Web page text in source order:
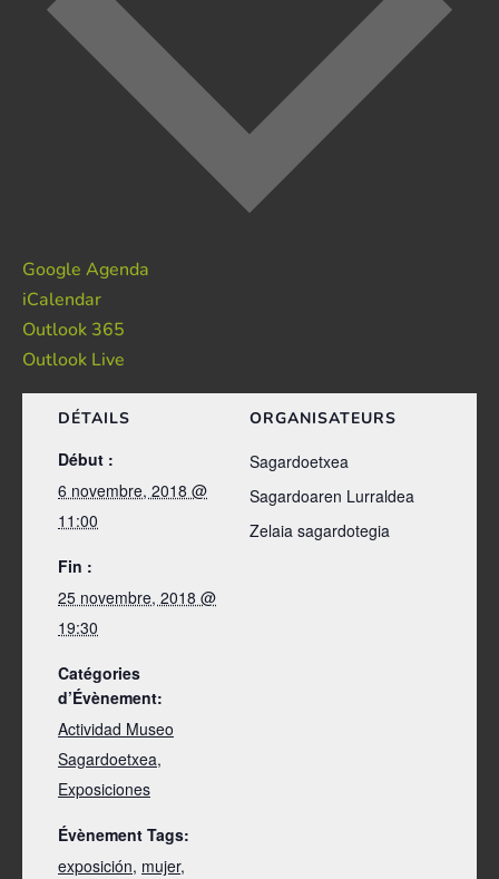
Google Agenda
iCalendar
Outlook 365
Outlook Live
DÉTAILS
Début :
6 novembre, 2018 @
11:00
Fin :
25 novembre, 2018 @
19:30
Catégories
d’Évènement:
Actividad Museo
Sagardoetxea,
Exposiciones
Évènement Tags:
exposición, mujer,
ORGANISATEURS
Sagardoetxea
Sagardoaren Lurraldea
Zelaia sagardotegia